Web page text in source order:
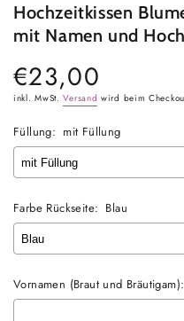
Hochzeitkissen
mit Namen und
Regulärer
Preis
€23,00
inkl. MwSt.Versand wird beim
Füllung: mit Füllung
Farbe Rückseite: Blau
Vornamen (Braut und Bräutigam):